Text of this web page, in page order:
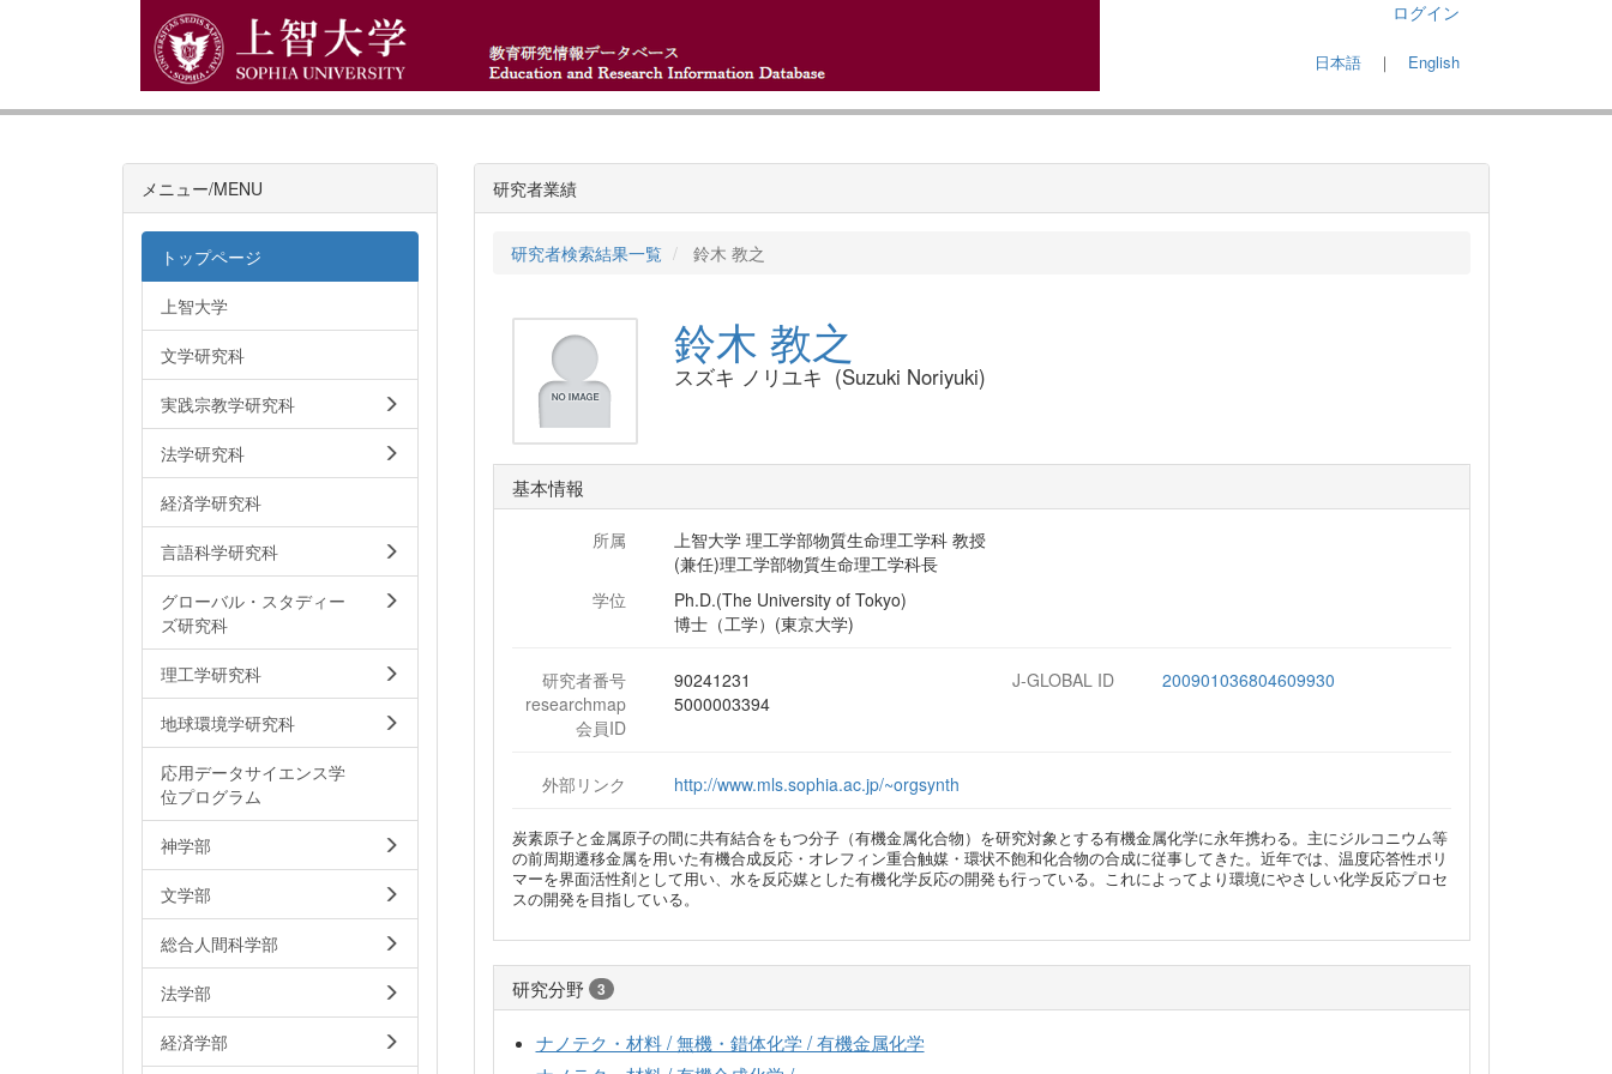
ログイン
日本語 ｜ English
研究者業績
研究者検索結果一覧 鈴木 教之
鈴木 教之
スズキ ノリユキ (Suzuki Noriyuki)
基本情報
所属
上智大学 理工学部物質生命理工学科 教授
(兼任)理工学部物質生命理工学科長
学位
Ph.D.(The University of Tokyo)
博士（工学）(東京大学)
研究者番号 90241231 J-GLOBAL ID
200901036804609930
researchmap
会員ID
5000003394
外部リンク http://www.mls.sophia.ac.jp/~orgsynth
炭素原子と金属原子の間に共有結合をもつ分子（有機金属化合物）を研究対象とする有機金属化学に永年携わる。主にジルコニウム等
の前周期遷移金属を用いた有機合成反応・オレフィン重合触媒・環状不飽和化合物の合成に従事してきた。近年では、温度応答性ポリ
マーを界面活性剤として用い、水を反応媒とした有機化学反応の開発も行っている。これによってより環境にやさしい化学反応プロセ
スの開発を目指している。
研究分野 3
ナノテク・材料 / 無機・錯体化学 / 有機金属化学
メニュー/MENU
トップページ
上智大学
文学研究科
実践宗教学研究科
法学研究科
経済学研究科
言語科学研究科
グローバル・スタディー
ズ研究科
理工学研究科
地球環境学研究科
応用データサイエンス学
位プログラム
神学部
文学部
総合人間科学部
法学部
経済学部